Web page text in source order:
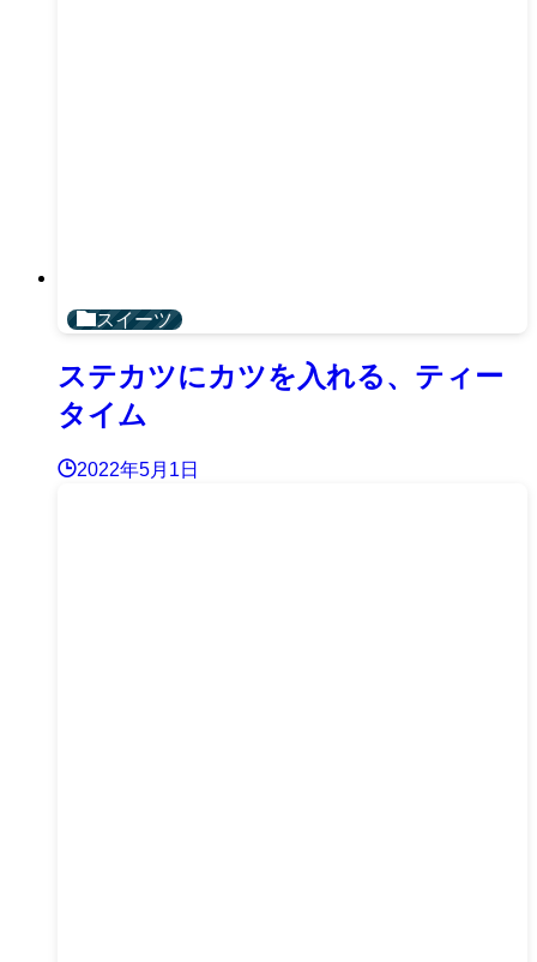
スイーツ
ステカツにカツを入れる、ティー
タイム
2022年5月1日